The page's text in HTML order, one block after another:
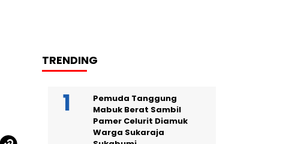
TRENDING
Pemuda Tanggung
Mabuk Berat Sambil
Pamer Celurit Diamuk
Warga Sukaraja